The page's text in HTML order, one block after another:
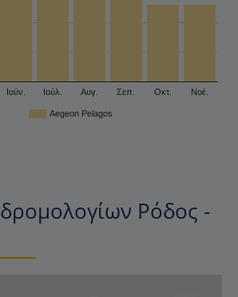
Aegeon Pelagos
Ιούν. Ιούλ. Αυγ. Σεπ. Οκτ. Νοέ.
Ρόδος -